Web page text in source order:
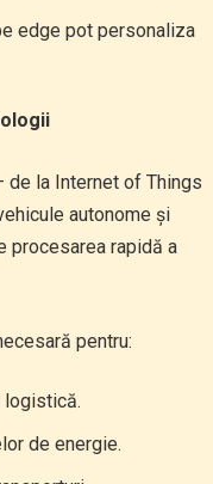
edge pot personaliza
la Internet of Things
autonome și
procesarea rapidă a
pentru:
logistică.
de energie.